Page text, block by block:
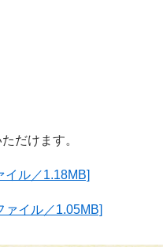
だけます。
イル／1.18MB]
ァイル／1.05MB]